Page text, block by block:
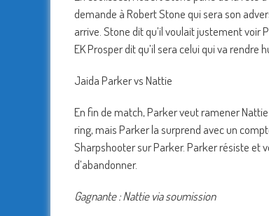
demande à Robert Stone qui sera son
arrive. Stone dit qu’il voulait justement voir
EK Prosper dit qu’il sera celui qui va rendre
Jaida Parker vs Nattie
En fin de match, Parker veut ramener
ring, mais Parker la surprend avec un
Sharpshooter sur Parker. Parker résiste et
d’abandonner.
Gagnante : Nattie via soumission